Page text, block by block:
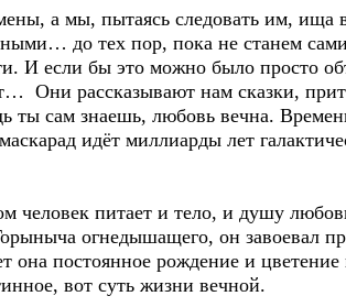
а мы, пытаясь следовать им, ища
до тех пор, пока не станем
И если бы это можно было просто
Они рассказывают нам сказки,
ты сам знаешь, любовь вечна.
идёт миллиарды лет
человек питает и тело, и душу
огнедышащего, он завоевал
она постоянное рождение и
вот суть жизни вечной.